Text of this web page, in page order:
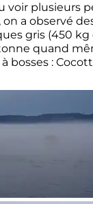
voir plusieurs
a observé
gris (450
quand
bosses :